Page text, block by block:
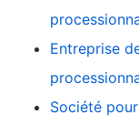
Entreprise
Société